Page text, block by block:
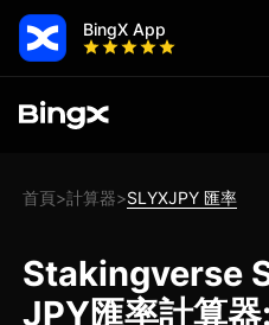
BingX App
首頁>計算器>SLYXJPY 匯率
Stakingverse
JPY匯率計算